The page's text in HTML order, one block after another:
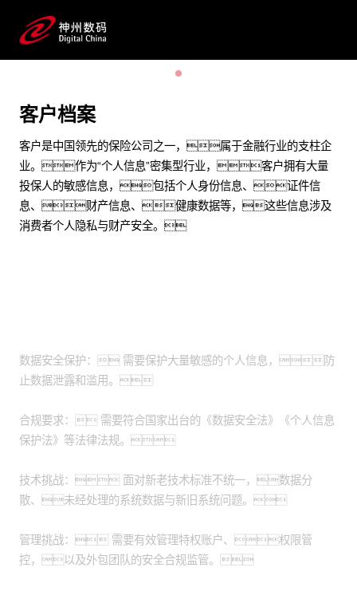
客户档案
客户是中国领先的保险公司之一，属于金融行业的支柱企
业。作为“个人信息”密集型行业，客户拥有大量
投保人的敏感信息，包括个人身份信息、证件信
息、财产信息、健康数据等，这些信息涉及
消费者个人隐私与财产安全。
数据安全保护： 需要保护大量敏感的个人信息，防
止数据泄露和滥用。
合规要求： 需要符合国家出台的《数据安全法》《个人信息
保护法》等法律法规。
技术挑战： 面对新老技术标准不统一，数据分
散、未经处理的系统数据与新旧系统问题。
管理挑战： 需要有效管理特权账户、权限管
控，以及外包团队的安全合规监管。